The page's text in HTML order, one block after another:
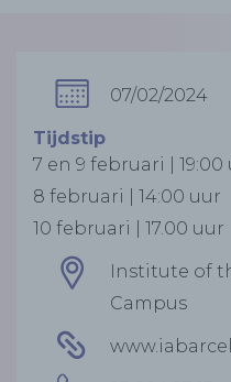
07/02/2024
Tijdstip
7 en 9 februari | 19:00
8 februari | 14:00 uur
10 februari | 17.00 uur
Institute of
Campus